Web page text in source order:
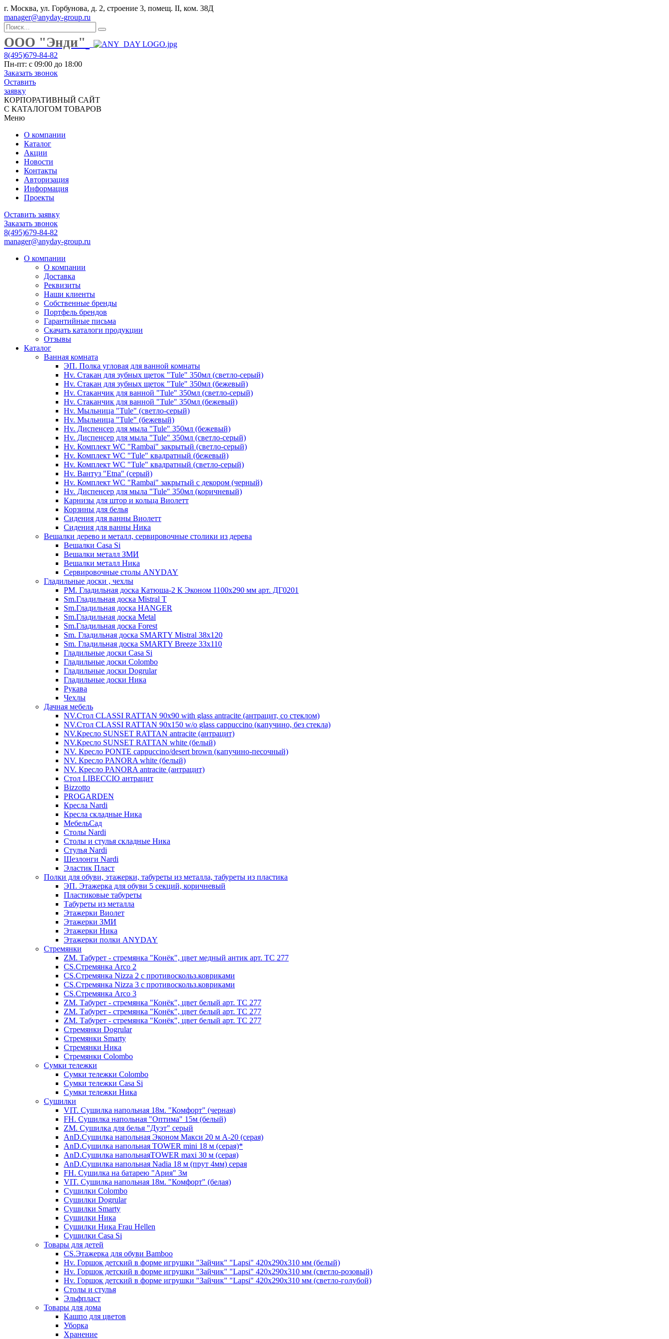
г. Москва, ул. Горбунова, д. 2, строение 3, помещ. II, ком. 38Д
manager@anyday-group.ru
ООО "Энди"
8(495)679-84-82
Пн-пт: с 09:00 до 18:00
Заказать звонок
Оставить
заявку
КОРПОРАТИВНЫЙ САЙТ
С КАТАЛОГОМ ТОВАРОВ
Меню
О компании
Каталог
Акции
Новости
Контакты
Авторизация
Информация
Проекты
Оставить заявку
Заказать звонок
8(495)679-84-82
manager@anyday-group.ru
О компании
О компании
Доставка
Реквизиты
Наши клиенты
Собственные бренды
Портфель брендов
Гарантийные письма
Скачать каталоги продукции
Отзывы
Каталог
Ванная комната
ЭП. Полка угловая для ванной комнаты
Hv. Стакан для зубных щеток "Tule" 350мл (светло-серый)
Hv. Стакан для зубных щеток "Tule" 350мл (бежевый)
Hv. Стаканчик для ванной "Tule" 350мл (светло-серый)
Hv. Стаканчик для ванной "Tule" 350мл (бежевый)
Hv. Мыльница "Tule" (светло-серый)
Hv. Мыльница "Tule" (бежевый)
Hv. Диспенсер для мыла "Tule" 350мл (бежевый)
Hv. Диспенсер для мыла "Tule" 350мл (светло-серый)
Hv. Комплект WC "Rambai" закрытый (светло-серый)
Hv. Комплект WC "Tule" квадратный (бежевый)
Hv. Комплект WC "Tule" квадратный (светло-серый)
Hv. Вантуз "Etna" (серый)
Hv. Комплект WC "Rambai" закрытый с декором (черный)
Hv. Диспенсер для мыла "Tule" 350мл (коричневый)
Карнизы для штор и кольца Виолетт
Корзины для белья
Сидения для ванны Виолетт
Сидения для ванны Ника
Вешалки дерево и металл, сервировочные столики из дерева
Вешалки Casa Si
Вешалки металл ЗМИ
Вешалки металл Ника
Сервировочные столы ANYDAY
Гладильные доски , чехлы
PM. Гладильная доска Катюша-2 К Эконом 1100х290 мм арт. ДГ0201
Sm.Гладильная доска Mistral T
Sm.Гладильная доска HANGER
Sm.Гладильная доска Metal
Sm.Гладильная доска Forest
Sm. Гладильная доска SMARTY Mistral 38x120
Sm. Гладильная доска SMARTY Breeze 33х110
Гладильные доски Casa Si
Гладильные доски Colombo
Гладильные доски Dogrular
Гладильные доски Ника
Рукава
Чехлы
Дачная мебель
NV.Стол CLASSI RATTAN 90х90 with glass antracite (антрацит, со стеклом)
NV.Стол CLASSI RATTAN 90х150 w/o glass cappuccino (капучино, без стекла)
NV.Кресло SUNSET RATTAN antracite (антрацит)
NV.Кресло SUNSET RATTAN white (белый)
NV. Кресло PONTE cappuccino/desert brown (капучино-песочный)
NV. Кресло PANORA white (белый)
NV. Кресло PANORA antracite (антрацит)
Стол LIBECCIO антрацит
Bizzotto
PROGARDEN
Кресла Nardi
Кресла складные Ника
МебельСад
Столы Nardi
Столы и стулья складные Ника
Стулья Nardi
Шезлонги Nardi
Эластик Пласт
Полки для обуви, этажерки, табуреты из металла, табуреты из пластика
ЭП. Этажерка для обуви 5 секций, коричневый
Пластиковые табуреты
Табуреты из металла
Этажерки Виолет
Этажерки ЗМИ
Этажерки Ника
Этажерки полки ANYDAY
Стремянки
ZM. Табурет - стремянка "Конёк", цвет медный антик арт. ТС 277
CS.Стремянка Arco 2
CS.Стремянка Nizza 2 с противоскольз.ковриками
CS.Стремянка Nizza 3 с противоскольз.ковриками
CS.Стремянка Arco 3
ZM. Табурет - стремянка "Конёк", цвет белый арт. ТС 277
ZM. Табурет - стремянка "Конёк", цвет белый арт. ТС 277
ZM. Табурет - стремянка "Конёк", цвет белый арт. ТС 277
Стремянки Dogrular
Стремянки Smarty
Стремянки Ника
Стремянки Сolombo
Сумки тележки
Сумки тележки Colombo
Сумки тележки Сasa Si
Сумки тележки Ника
Сушилки
VIT. Сушилка напольная 18м. "Комфорт" (черная)
FH. Сушилка напольная "Оптима" 15м (белый)
ZM. Сушилка для белья "Дуэт" серый
AnD.Сушилка напольная Эконом Макси 20 м А-20 (серая)
AnD.Сушилка напольная TOWER mini 18 м (серая)*
AnD.Сушилка напольнаяTOWER maxi 30 м (серая)
AnD.Сушилка напольная Nadia 18 м (прут 4мм) серая
FH. Сушилка на батарею "Ария" 3м
VIT. Сушилка напольная 18м. "Комфорт" (белая)
Cушилки Colombo
Сушилки Dogrular
Сушилки Smarty
Сушилки Ника
Сушилки Ника Frau Hellen
Сушилки Сasa Si
Товары для детей
CS.Этажерка для обуви Bamboo
Hv. Горшок детский в форме игрушки "Зайчик" "Lapsi" 420х290х310 мм (белый)
Hv. Горшок детский в форме игрушки "Зайчик" "Lapsi" 420х290х310 мм (светло-розовый)
Hv. Горшок детский в форме игрушки "Зайчик" "Lapsi" 420х290х310 мм (светло-голубой)
Столы и стулья
Эльфпласт
Товары для дома
Кашпо для цветов
Уборка
Хранение